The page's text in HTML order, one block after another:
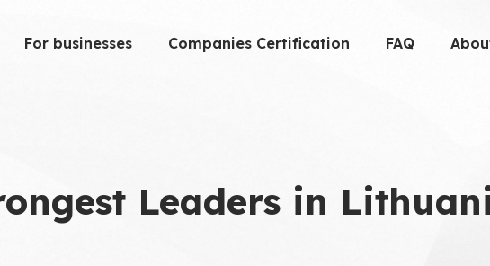
For businesses Companies Certification FAQ
Leaders in